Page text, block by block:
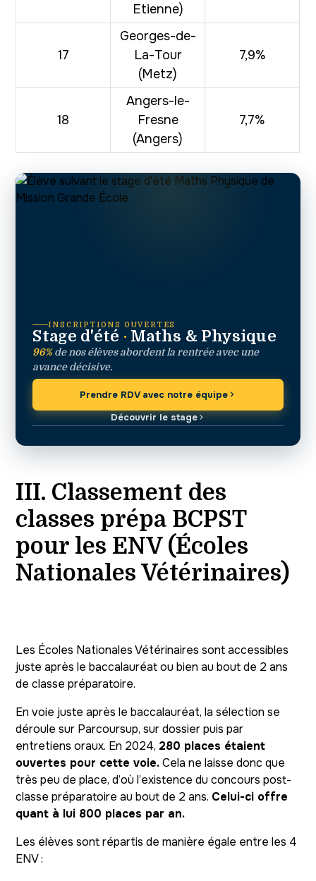
Etienne)
17
Georges-de-
La-Tour
(Metz)
7,9%
18
Angers-le-
Fresne
(Angers)
7,7%
INSCRIPTIONS OUVERTES
Stage d'été · Maths & Physique
96% de nos élèves abordent la rentrée avec une
avance décisive.
Prendre RDV avec notre équipe
Découvrir le stage
III. Classement des
classes prépa BCPST
pour les ENV (Écoles
Nationales Vétérinaires)
Les Écoles Nationales Vétérinaires sont accessibles
juste après le baccalauréat ou bien au bout de 2 ans
de classe préparatoire.
En voie juste après le baccalauréat, la sélection se
déroule sur Parcoursup, sur dossier puis par
entretiens oraux. En 2024, 280 places étaient
ouvertes pour cette voie.Cela ne laisse donc que
très peu de place, d’où l’existence du concours post-
classe préparatoire au bout de 2 ans. Celui-ci offre
quant à lui 800 places par an.
Les élèves sont répartis de manière égale entre les 4
ENV :